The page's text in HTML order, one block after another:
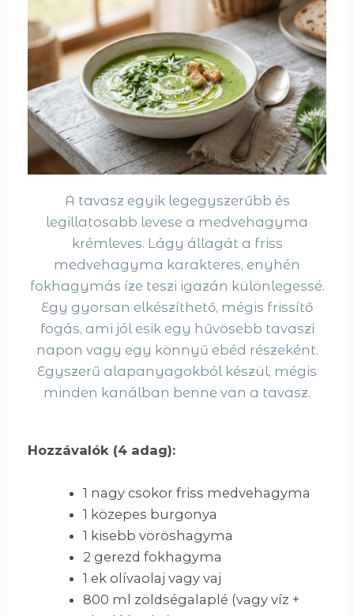
A tavasz egyik legegyszerűbb és
legillatosabb levese a medvehagyma
krémleves. Lágy állagát a friss
medvehagyma karakteres, enyhén
fokhagymás íze teszi igazán különlegessé.
Egy gyorsan elkészíthető, mégis frissítő
fogás, ami jól esik egy hűvösebb tavaszi
napon vagy egy könnyű ebéd részeként.
Egyszerű alapanyagokból készül, mégis
minden kanálban benne van a tavasz.
Hozzávalók (4 adag):
1 nagy csokor friss medvehagyma
1 közepes burgonya
1 kisebb vöröshagyma
2 gerezd fokhagyma
1 ek olívaolaj vagy vaj
800 ml zöldségalaplé (vagy víz +